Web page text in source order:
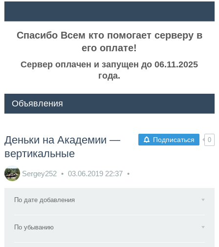
Спасибо Всем кто помогает серверу в
его оплате!
Сервер оплачен и запущен до 06.11.2025
года.
Объявления
Подписаться 0
Деньки на Академии —
вертикальные
Sergey252 03.06.2019 22:37
По дате добавления
По убыванию